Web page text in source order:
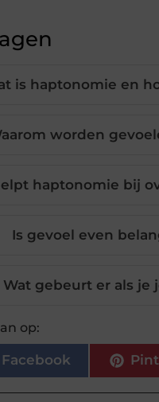
is haptonomie en
worden
haptonomie bij
Is gevoel even
Wat gebeurt er als je
op:
Facebook